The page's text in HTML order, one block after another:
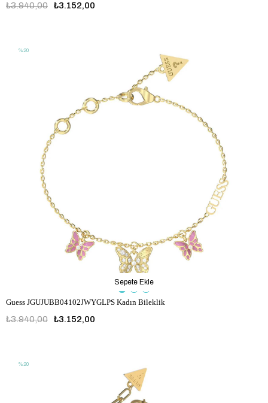
₺3.152,00
₺3.940,00
Guess JGUJUBB04102JWYGLPS Kadın Bileklik
₺3.152,00
₺3.940,00
Sepete Ekle
%20
%20